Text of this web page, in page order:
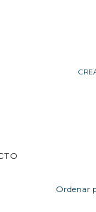
Ordenar